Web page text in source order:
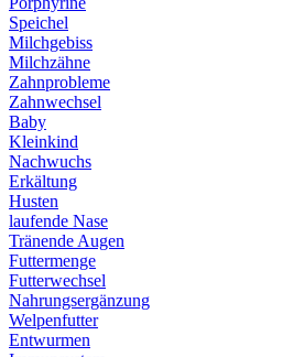
Speichel
Milchgebiss
Milchzähne
Zahnprobleme
Zahnwechsel
Baby
Kleinkind
Nachwuchs
Erkältung
Husten
laufende Nase
Tränende Augen
Futtermenge
Futterwechsel
Nahrungsergänzung
Welpenfutter
Entwurmen